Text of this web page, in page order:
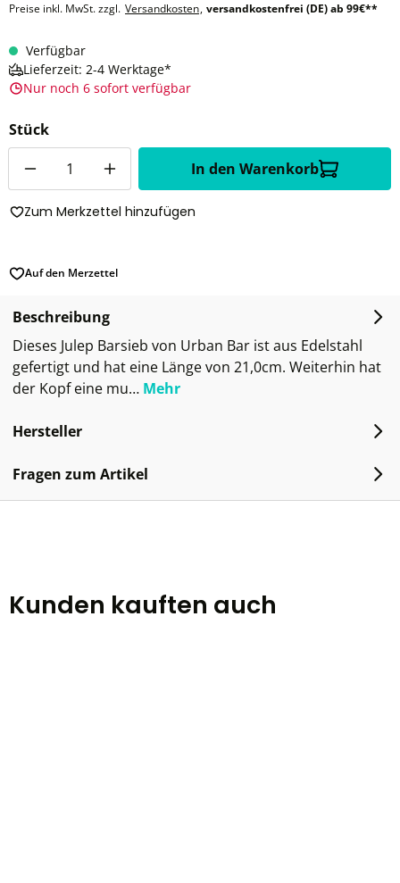
Preise inkl. MwSt. zzgl. Versandkosten, versandkostenfrei (DE) ab 99€**
Verfügbar
Lieferzeit: 2-4 Werktage*
Nur noch 6 sofort verfügbar
Stück
In den Warenkorb
Zum Merkzettel hinzufügen
Auf den Merzettel
Beschreibung
Dieses Julep Barsieb von Urban Bar ist aus Edelstahl
gefertigt und hat eine Länge von 21,0cm. Weiterhin hat
der Kopf eine mu… Mehr
Hersteller
Fragen zum Artikel
Kunden kauften auch